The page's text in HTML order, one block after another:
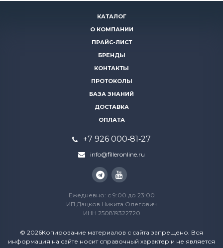
© 2026Копирование материалов с сайта запрещено. Вся
информация на сайте носит справочный характер и не является
КАТАЛОГ
О КОМПАНИИ
ПРАЙС-ЛИСТ
БРЕНДЫ
КОНТАКТЫ
ПРОТОКОЛЫ
БАЗА ЗНАНИЙ
ДОСТАВКА
ОПЛАТА
+7 926 000‑81‑27
info@filleronline.ru
Ежедневно: с 9:00 до 23:00
ИП Дацков Никита Олегович
ИНН 250819322720